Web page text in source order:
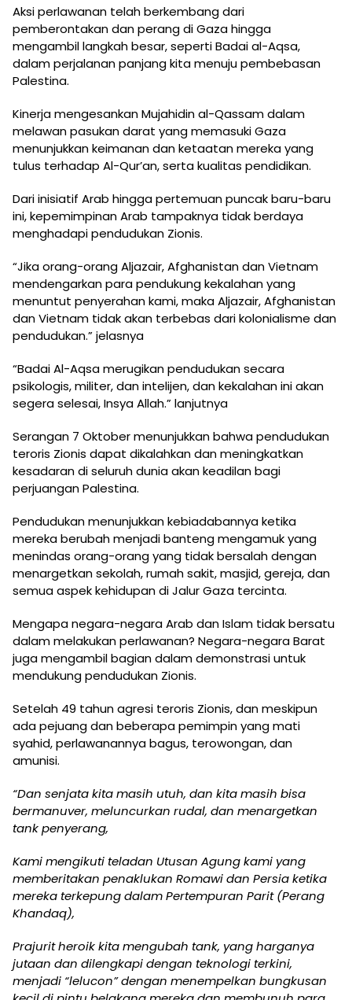
Aksi perlawanan telah berkembang dari
pemberontakan dan perang di Gaza hingga
mengambil langkah besar, seperti Badai al-Aqsa,
dalam perjalanan panjang kita menuju pembebasan
Palestina.
Kinerja mengesankan Mujahidin al-Qassam dalam
melawan pasukan darat yang memasuki Gaza
menunjukkan keimanan dan ketaatan mereka yang
tulus terhadap Al-Qur’an, serta kualitas pendidikan.
Dari inisiatif Arab hingga pertemuan puncak baru-baru
ini, kepemimpinan Arab tampaknya tidak berdaya
menghadapi pendudukan Zionis.
“Jika orang-orang Aljazair, Afghanistan dan Vietnam
mendengarkan para pendukung kekalahan yang
menuntut penyerahan kami, maka Aljazair, Afghanistan
dan Vietnam tidak akan terbebas dari kolonialisme dan
pendudukan.” jelasnya
“Badai Al-Aqsa merugikan pendudukan secara
psikologis, militer, dan intelijen, dan kekalahan ini akan
segera selesai, Insya Allah.” lanjutnya
Serangan 7 Oktober menunjukkan bahwa pendudukan
teroris Zionis dapat dikalahkan dan meningkatkan
kesadaran di seluruh dunia akan keadilan bagi
perjuangan Palestina.
Pendudukan menunjukkan kebiadabannya ketika
mereka berubah menjadi banteng mengamuk yang
menindas orang-orang yang tidak bersalah dengan
menargetkan sekolah, rumah sakit, masjid, gereja, dan
semua aspek kehidupan di Jalur Gaza tercinta.
Mengapa negara-negara Arab dan Islam tidak bersatu
dalam melakukan perlawanan? Negara-negara Barat
juga mengambil bagian dalam demonstrasi untuk
mendukung pendudukan Zionis.
Setelah 49 tahun agresi teroris Zionis, dan meskipun
ada pejuang dan beberapa pemimpin yang mati
syahid, perlawanannya bagus, terowongan, dan
amunisi.
“Dan senjata kita masih utuh, dan kita masih bisa
bermanuver, meluncurkan rudal, dan menargetkan
tank penyerang,
Kami mengikuti teladan Utusan Agung kami yang
memberitakan penaklukan Romawi dan Persia ketika
mereka terkepung dalam Pertempuran Parit (Perang
Khandaq),
Prajurit heroik kita mengubah tank, yang harganya
jutaan dan dilengkapi dengan teknologi terkini,
menjadi “lelucon” dengan menempelkan bungkusan